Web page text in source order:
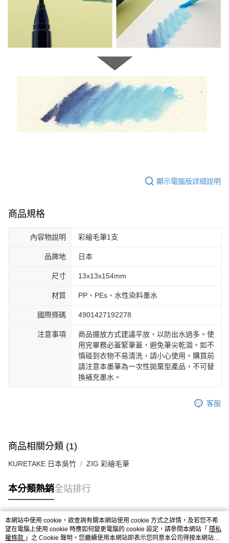
顯示電腦版詳細說明
商品規格
內容物說明 彩繪毛筆1支
品牌地 日本
尺寸 13x13x154mm
材質 PP、PEs、水性染料墨水
國際條碼 4901427192278
注意事項
商品擺放方式建議平放，以防出水過多。使
用完畢務必蓋緊筆蓋，避免筆尖乾涸。如不
慎碰到衣物不易清洗，請小心使用。購買前
請注意本墨筆為一次性拋棄型產品，不可替
換補充墨水。
客服
商品相關分類 (1)
KURETAKE 日本吳竹 ZIG 彩繪毛筆
本分類熱銷全站排行
熱門標籤
本網站中使用 cookie，欲查詢有關本網站使用 cookie 方式之詳情，及若您不希
望在電腦上使用 cookie 時應如何變更電腦的 cookie 設定，請參閱本網站「 隱私
權條款 」之 Cookie 聲明。您繼續使用本網站即表示您同意本公司得按本網站使